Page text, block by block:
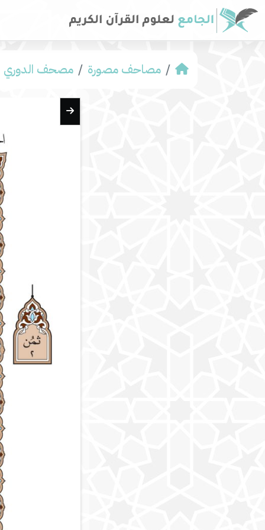
مصاحف مصورة مصحف الدوري